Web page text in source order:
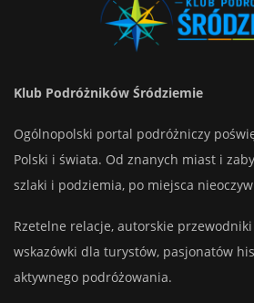
Klub Podróżników Śródziemie
Ogólnopolski portal podróżniczy
Polski i świata. Od znanych miast i
szlaki i podziemia, po miejsca
Rzetelne relacje, autorskie
wskazówki dla turystów, pasjonatów
aktywnego podróżowania.